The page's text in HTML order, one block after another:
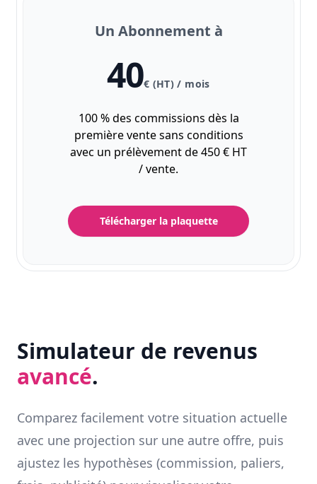
Un Abonnement à
40€ (HT) / mois
100 % des commissions dès la
première vente sans conditions
avec un prélèvement de 450 € HT
/ vente.
Télécharger la plaquette
Simulateur de revenus
avancé.
Comparez facilement votre situation actuelle
avec une projection sur une autre offre, puis
ajustez les hypothèses (commission, paliers,